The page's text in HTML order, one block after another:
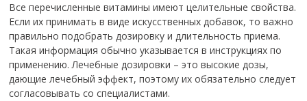
Все перечисленные витамины имеют целительные свойства.
Если их принимать в виде искусственных добавок, то важно
правильно подобрать дозировку и длительность приема.
Такая информация обычно указывается в инструкциях по
применению. Лечебные дозировки – это высокие дозы,
дающие лечебный эффект, поэтому их обязательно следует
согласовывать со специалистами.